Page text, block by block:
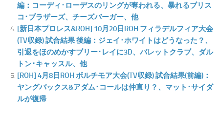
編：コーディ･ローデスのリングが奪われる、暴れるブリス
コ･ブラザーズ、チーズバーガー、他
[新日本プロレス&ROH] 10月20日ROH フィラデルフィア大会
(TV収録) 試合結果 後編：ジェイ･ホワイトはどうなった？、
引退をほのめかすブリー･レイに3D、バレットクラブ、ダル
トン･キャッスル、他
[ROH] 4月8日ROH ボルチモア大会(TV収録) 試合結果(前編)：
ヤングバックス&アダム･コールは仲直り？、マット･サイダ
ルが復帰